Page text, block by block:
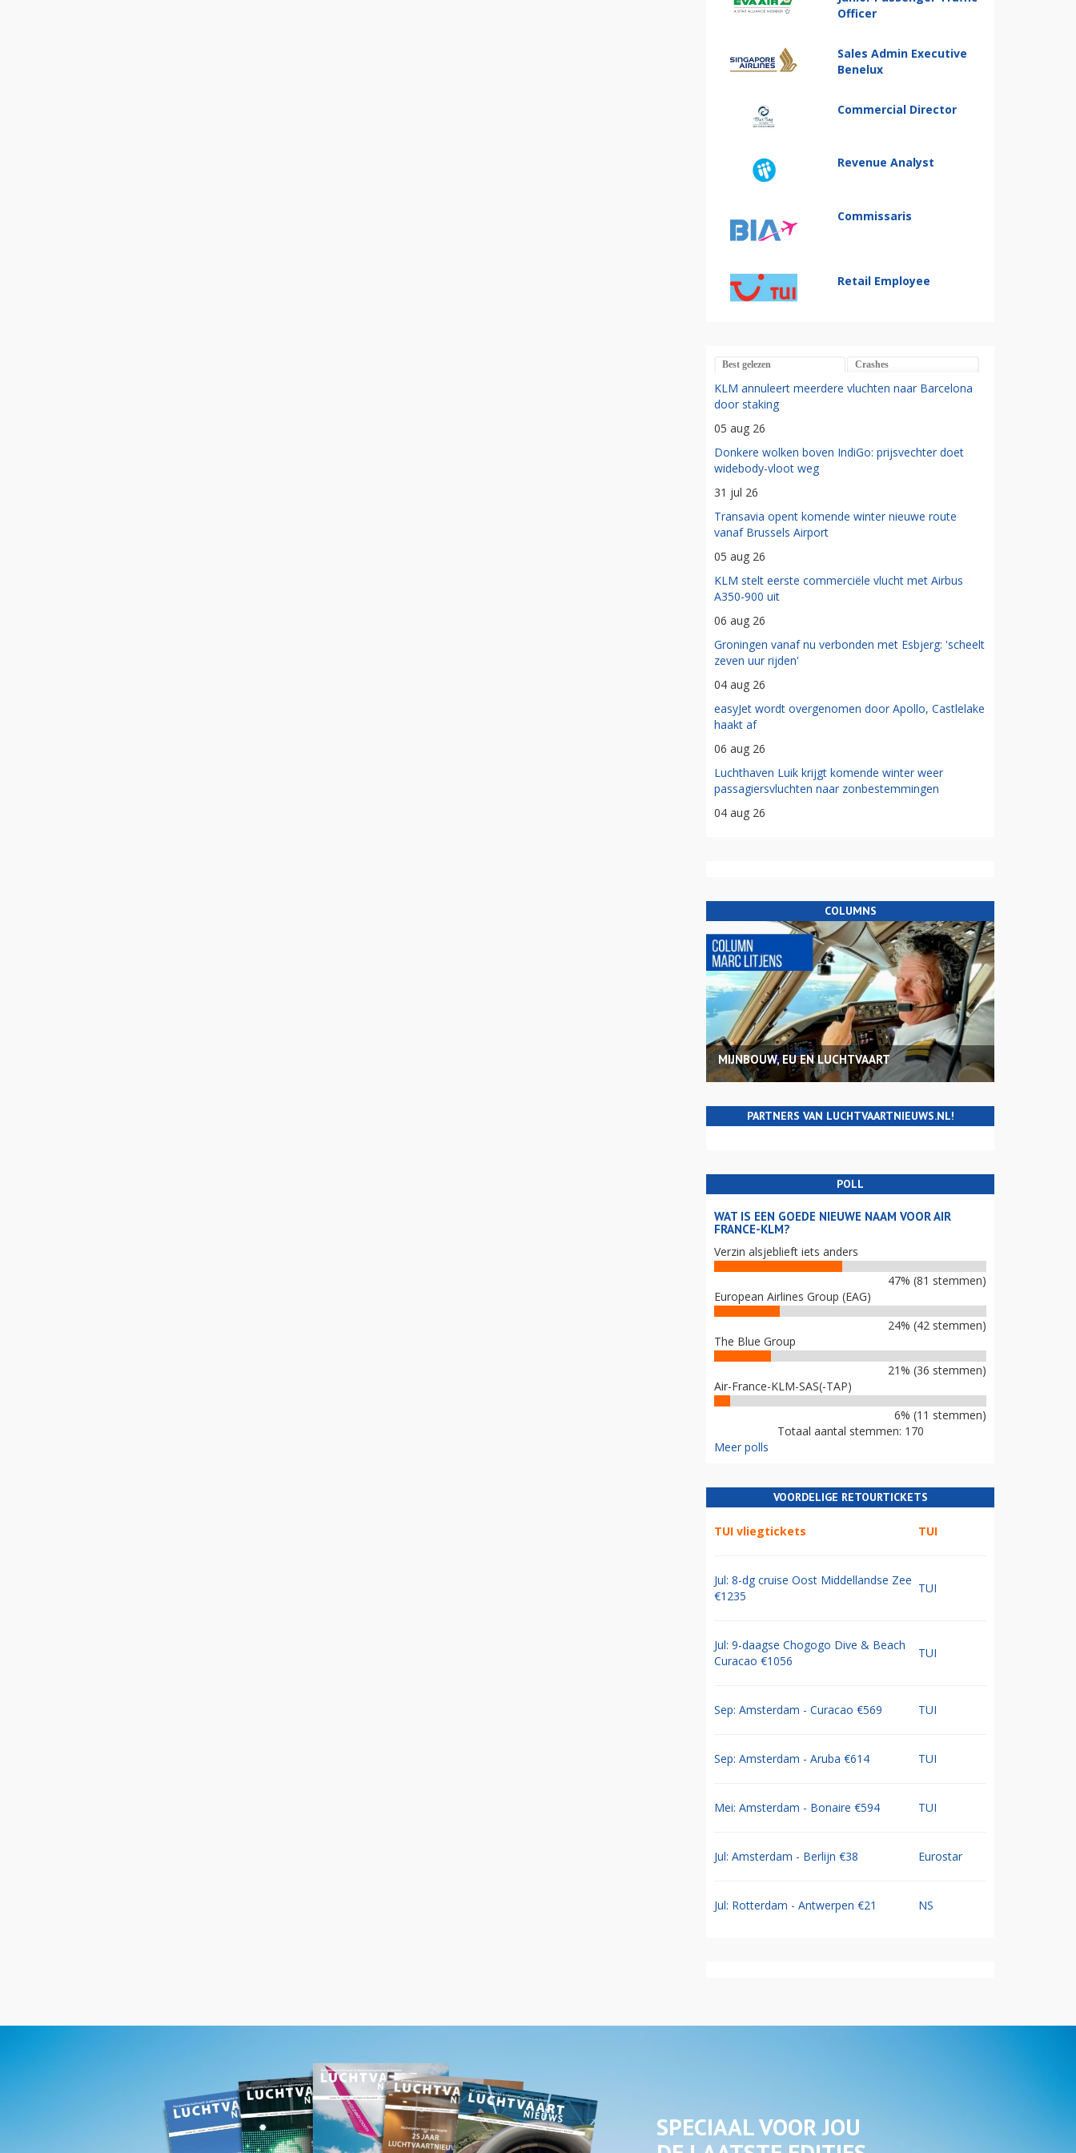
Officer
Sales Admin Executive
Benelux
Commercial Director
Revenue Analyst
Commissaris
Retail Employee
Best gelezen Crashes
KLM annuleert meerdere vluchten naar Barcelona
door staking
05 aug 26
Donkere wolken boven IndiGo: prijsvechter doet
widebody-vloot weg
31 jul 26
Transavia opent komende winter nieuwe route
vanaf Brussels Airport
05 aug 26
KLM stelt eerste commerciële vlucht met Airbus
A350-900 uit
06 aug 26
Groningen vanaf nu verbonden met Esbjerg: 'scheelt
zeven uur rijden'
04 aug 26
easyJet wordt overgenomen door Apollo, Castlelake
haakt af
06 aug 26
Luchthaven Luik krijgt komende winter weer
passagiersvluchten naar zonbestemmingen
04 aug 26
COLUMNS
MIJNBOUW, EU EN LUCHTVAART
PARTNERS VAN LUCHTVAARTNIEUWS.NL!
POLL
WAT IS EEN GOEDE NIEUWE NAAM VOOR AIR
FRANCE-KLM?
Verzin alsjeblieft iets anders
47% (81 stemmen)
European Airlines Group (EAG)
24% (42 stemmen)
The Blue Group
21% (36 stemmen)
Air-France-KLM-SAS(-TAP)
6% (11 stemmen)
Totaal aantal stemmen: 170
Meer polls
VOORDELIGE RETOURTICKETS
TUI vliegtickets TUI
Jul: 8-dg cruise Oost Middellandse Zee
€1235
TUI
Jul: 9-daagse Chogogo Dive & Beach
Curacao €1056
TUI
Sep: Amsterdam - Curacao €569 TUI
Sep: Amsterdam - Aruba €614 TUI
Mei: Amsterdam - Bonaire €594 TUI
Jul: Amsterdam - Berlijn €38 Eurostar
Jul: Rotterdam - Antwerpen €21 NS
SPECIAAL VOOR JOU